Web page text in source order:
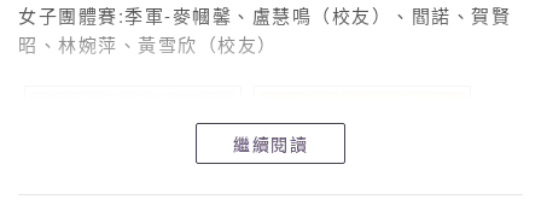
女子團體賽:季軍-麥幗馨、盧慧鳴（校友）、閻諾、賀賢
昭、林婉萍、黃雪欣（校友）
繼續閱讀